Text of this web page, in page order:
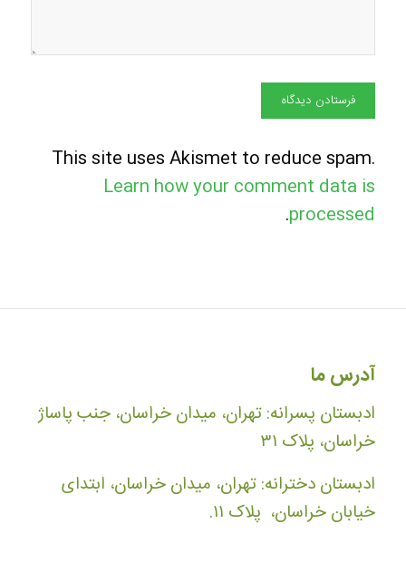
This site uses Akismet to reduce spam.
Learn how your comment data is
processed
.
آدرس ما
ادبستان پسرانه: تهران، میدان خراسان، جنب پاساژ
خراسان، پلاک ۳۱
ادبستان دخترانه: تهران، میدان خراسان، ابتدای
خیابان خراسان، پلاک ۱۱.